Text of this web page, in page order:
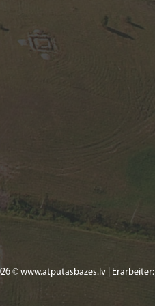
© www.atputasbazes.lv | Erarbeiter: